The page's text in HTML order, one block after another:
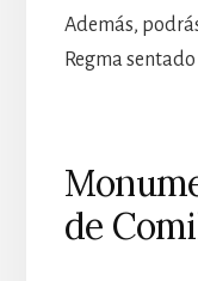
Además,
Regma
de